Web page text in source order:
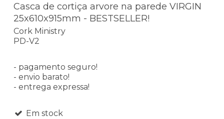
Casca de cortiça arvore na parede VIRGIN
25x610x915mm - BESTSELLER!
Cork Ministry
PD-V2
- pagamento seguro!
- envio barato!
- entrega expressa!
Em stock